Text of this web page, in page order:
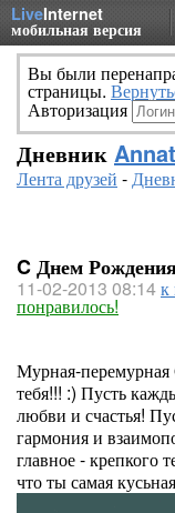
LiveInternet
мобильная версия
Вы были
страницы.
Авторизация
Дневник
Лента друзей -
C Днем
11-02-2013 08:14к
понравилось!
Мурная-
тебя!!! :) Пусть
любви и счастья!
гармония и
главное - крепкого
что ты самая